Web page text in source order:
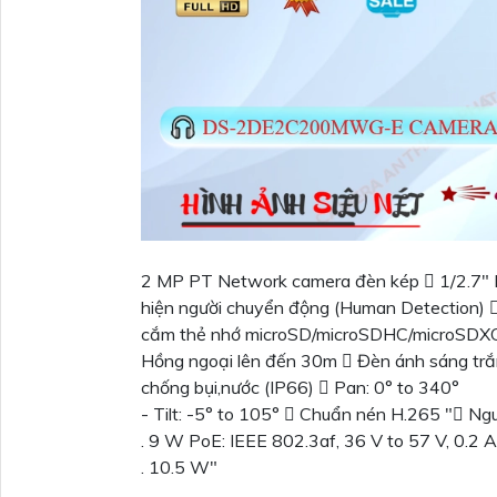
2 MP PT Network camera đèn kép  1/2.7″
hiện người chuyển động (Human Detection)
cắm thẻ nhớ microSD/microSDHC/
Hồng ngoại lên đến 30m  Đèn ánh sáng
chống bụi,nước (IP66)  Pan: 0° to 340°
- Tilt: -5° to 105°  Chuẩn nén H.265 "
. 9 W PoE: IEEE 802.3af, 36 V to 57 V, 0.2
. 10.5 W"